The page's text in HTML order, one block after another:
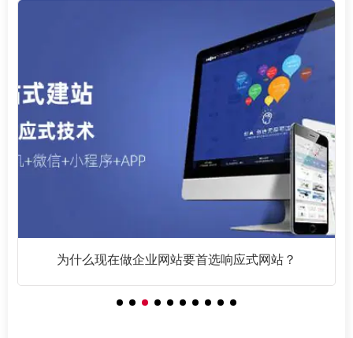
为什么现在做企业网站要首选响应式网站？